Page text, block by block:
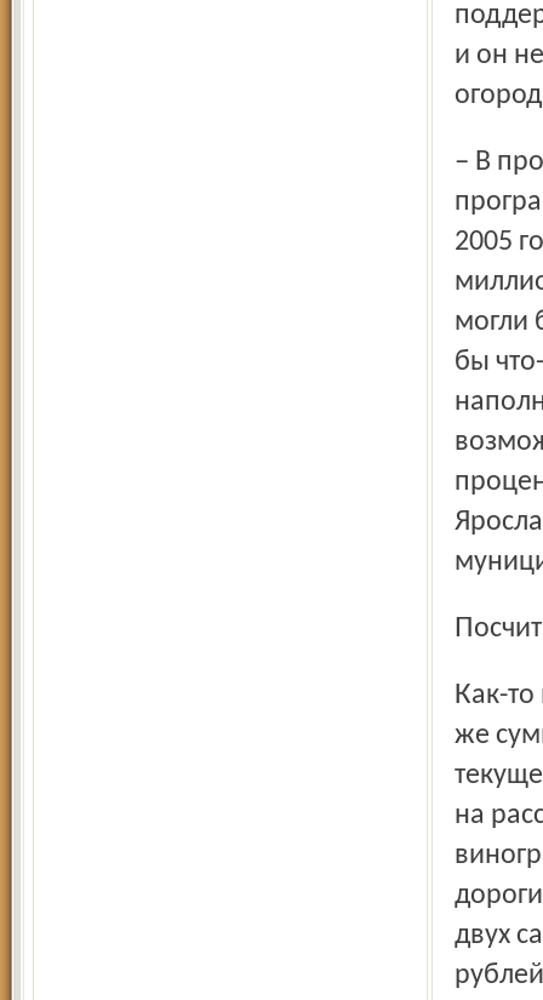
и он
– В прошлом году в области была принята целевая
2005
могли
бы
Как-то на досуге моя знакомая решила посчитать, в какую
же
на
двух